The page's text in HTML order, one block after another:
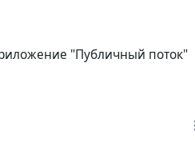
"Публичный поток"